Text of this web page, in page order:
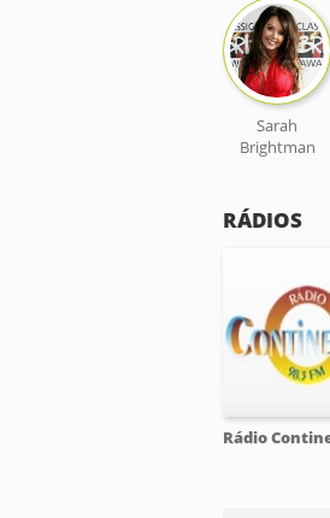
Sarah
Brightman
RÁDIOS